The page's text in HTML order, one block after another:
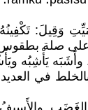
وَقِيلَ:
صلة
يَأْشِبُه
في